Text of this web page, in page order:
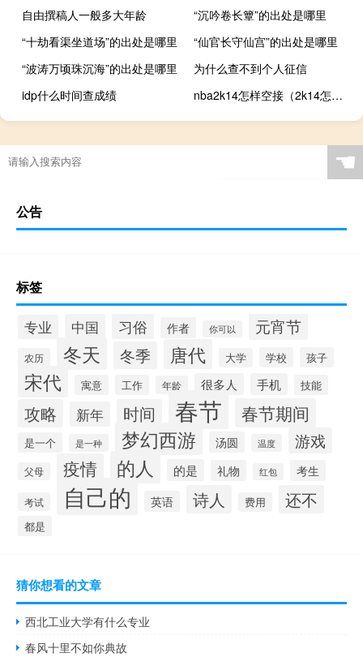
自由撰稿人一般多大年龄
“沉吟卷长簟”的出处是哪里
“十劫看渠坐道场”的出处是哪里
“仙官长守仙宫”的出处是哪里
“波涛万顷珠沉海”的出处是哪里
为什么查不到个人征信
idp什么时间查成绩
nba2k14怎样空接（2k14怎么空接）
☚
公告
标签
专业 中国 习俗 作者 你可以 元宵节
农历 冬天 冬季 唐代 大学 学校 孩子
宋代 寓意 工作 年龄 很多人 手机 技能
攻略 新年 时间 春节 春节期间
是一个 是一种 梦幻西游 汤圆 温度 游戏
父母 疫情 的人 的是 礼物 红包 考生
考试 自己的 英语 诗人 费用 还不
都是
猜你想看的文章
西北工业大学有什么专业
春风十里不如你典故